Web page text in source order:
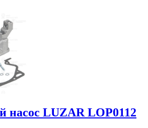
насос LUZAR LOP0112